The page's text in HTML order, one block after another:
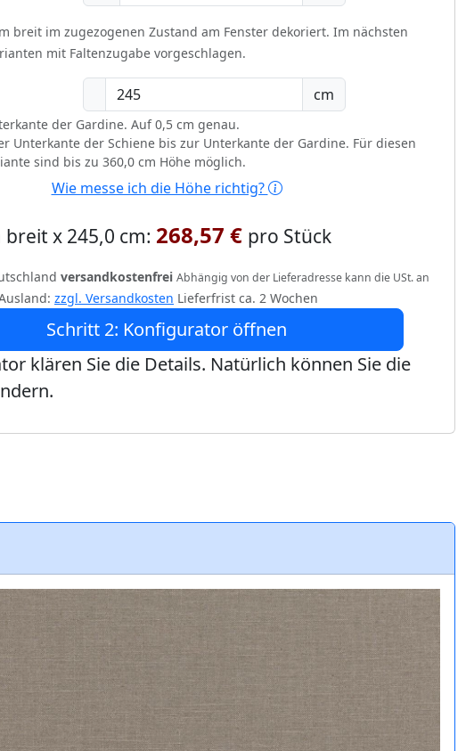
breit im zugezogenen Zustand am Fenster dekoriert. Im nächsten
mit Faltenzugabe vorgeschlagen.
cm
der Gardine. Auf 0,5 cm genau.
Unterkante der Schiene bis zur Unterkante der Gardine. Für diesen
sind bis zu 360,0 cm Höhe möglich.
Wie messe ich die Höhe richtig?
x 245,0 cm: 268,57 € pro Stück
versandkostenfrei Abhängig von der Lieferadresse kann die USt. an
zzgl. Versandkosten Lieferfrist ca. 2 Wochen
Schritt 2: Konfigurator öffnen
klären Sie die Details. Natürlich können Sie die